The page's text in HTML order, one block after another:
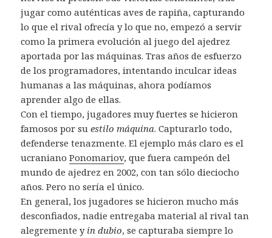
jugar como auténticas aves de rapiña, capturando
lo que el rival ofrecía y lo que no, empezó a servir
como la primera evolución al juego del ajedrez
aportada por las máquinas. Tras años de esfuerzo
de los programadores, intentando inculcar ideas
humanas a las máquinas, ahora podíamos
aprender algo de ellas.
Con el tiempo, jugadores muy fuertes se hicieron
famosos por suestilo máquina. Capturarlo todo,
defenderse tenazmente. El ejemplo más claro es el
ucranianoPonomariov, que fuera campeón del
mundo de ajedrez en 2002, con tan sólo dieciocho
años. Pero no sería el único.
En general, los jugadores se hicieron mucho más
desconfiados, nadie entregaba material al rival tan
alegremente y in dubio, se capturaba siempre lo